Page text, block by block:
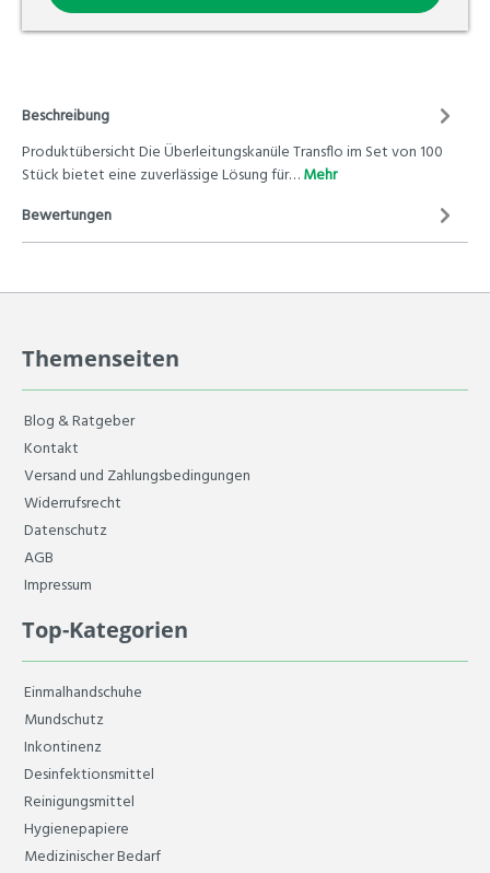
Beschreibung
Produktübersicht Die Überleitungskanüle Transflo im Set von 100
Stück bietet eine zuverlässige Lösung für…Mehr
Bewertungen
Themenseiten
Blog & Ratgeber
Kontakt
Versand und Zahlungsbedingungen
Widerrufsrecht
Datenschutz
AGB
Impressum
Top-Kategorien
Einmalhandschuhe
Mundschutz
Inkontinenz
Desinfektionsmittel
Reinigungsmittel
Hygienepapiere
Medizinischer Bedarf